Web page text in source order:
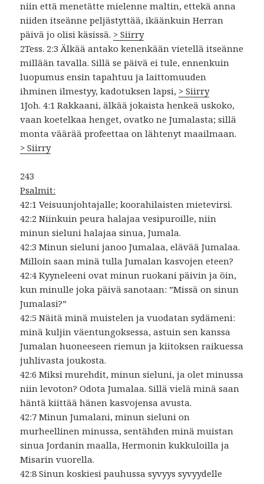
niin että menetätte mielenne maltin, ettekä anna
niiden itseänne peljästyttää, ikäänkuin Herran
päivä jo olisi käsissä. > Siirry
2Tess. 2:3 Älkää antako kenenkään vietellä itseänne
millään tavalla. Sillä se päivä ei tule, ennenkuin
luopumus ensin tapahtuu ja laittomuuden
ihminen ilmestyy, kadotuksen lapsi, > Siirry
1Joh. 4:1 Rakkaani, älkää jokaista henkeä uskoko,
vaan koetelkaa henget, ovatko ne Jumalasta; sillä
monta väärää profeettaa on lähtenyt maailmaan.
> Siirry
243
Psalmit:
42:1 Veisuunjohtajalle; koorahilaisten mietevirsi.
42:2 Niinkuin peura halajaa vesipuroille, niin
minun sieluni halajaa sinua, Jumala.
42:3 Minun sieluni janoo Jumalaa, elävää Jumalaa.
Milloin saan minä tulla Jumalan kasvojen eteen?
42:4 Kyyneleeni ovat minun ruokani päivin ja öin,
kun minulle joka päivä sanotaan: ”Missä on sinun
Jumalasi?”
42:5 Näitä minä muistelen ja vuodatan sydämeni:
minä kuljin väentungoksessa, astuin sen kanssa
Jumalan huoneeseen riemun ja kiitoksen raikuessa
juhlivasta joukosta.
42:6 Miksi murehdit, minun sieluni, ja olet minussa
niin levoton? Odota Jumalaa. Sillä vielä minä saan
häntä kiittää hänen kasvojensa avusta.
42:7 Minun Jumalani, minun sieluni on
murheellinen minussa, sentähden minä muistan
sinua Jordanin maalla, Hermonin kukkuloilla ja
Misarin vuorella.
42:8 Sinun koskiesi pauhussa syvyys syvyydelle